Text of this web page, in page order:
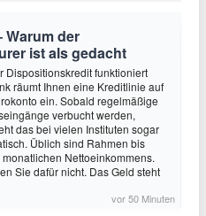
Warum der
ist als gedacht
Dispositionskredit funktioniert
räumt Ihnen eine Kreditlinie auf
ein. Sobald regelmäßige
verbucht werden,
das bei vielen Instituten sogar
Üblich sind Rahmen bis
Nettoeinkommens.
Sie dafür nicht. Das Geld steht
vor 50 Minuten